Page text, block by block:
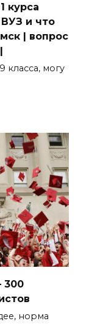
курса
ВУЗ и что
| вопрос
класса, могу
300
норма